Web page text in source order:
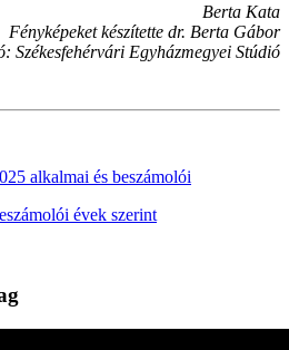
Berta Kata
Fényképeket készítette dr. Berta Gábor
Székesfehérvári Egyházmegyei Stúdió
alkalmai és beszámolói
évek szerint